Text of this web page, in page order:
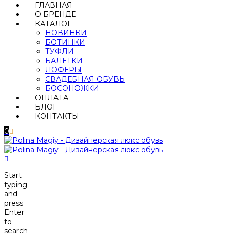
ГЛАВНАЯ
О БРЕНДЕ
КАТАЛОГ
НОВИНКИ
БОТИНКИ
ТУФЛИ
БАЛЕТКИ
ЛОФЕРЫ
СВАДЕБНАЯ ОБУВЬ
БОСОНОЖКИ
ОПЛАТА
БЛОГ
КОНТАКТЫ
0
Start
typing
and
press
Enter
to
search